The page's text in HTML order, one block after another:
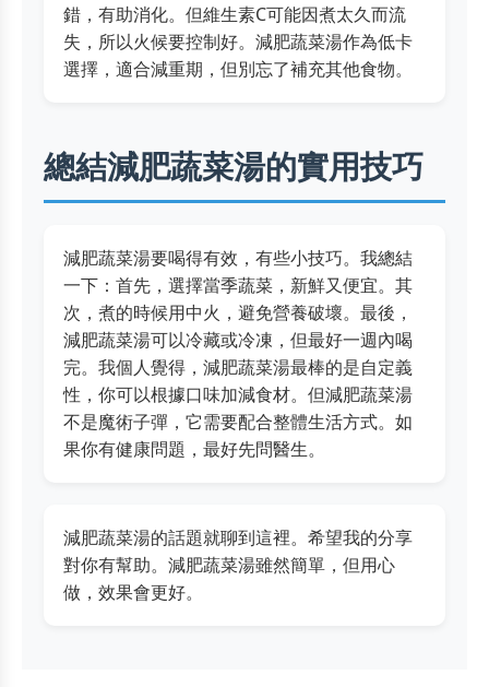
錯，有助消化。但維生素C可能因煮太久而流
失，所以火候要控制好。減肥蔬菜湯作為低卡
選擇，適合減重期，但別忘了補充其他食物。
總結減肥蔬菜湯的實用技巧
減肥蔬菜湯要喝得有效，有些小技巧。我總結
一下：首先，選擇當季蔬菜，新鮮又便宜。其
次，煮的時候用中火，避免營養破壞。最後，
減肥蔬菜湯可以冷藏或冷凍，但最好一週內喝
完。我個人覺得，減肥蔬菜湯最棒的是自定義
性，你可以根據口味加減食材。但減肥蔬菜湯
不是魔術子彈，它需要配合整體生活方式。如
果你有健康問題，最好先問醫生。
減肥蔬菜湯的話題就聊到這裡。希望我的分享
對你有幫助。減肥蔬菜湯雖然簡單，但用心
做，效果會更好。